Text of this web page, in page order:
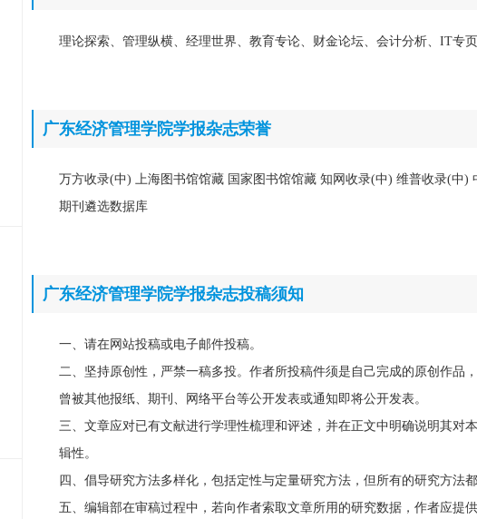
理论探索、管理纵横、经理世界、教育专论、财金论坛、会计分析、IT专
广东经济管理学院学报杂志荣誉
万方收录(中) 上海图书馆馆藏 国家图书馆馆藏 知网收录(中) 维普收录(中)
期刊遴选数据库
广东经济管理学院学报杂志投稿须知
一、请在网站投稿或电子邮件投稿。
二、坚持原创性，严禁一稿多投。作者所投稿件须是自己完成的原创作品
曾被其他报纸、期刊、网络平台等公开发表或通知即将公开发表。
三、文章应对已有文献进行学理性梳理和评述，并在正文中明确说明其对
辑性。
四、倡导研究方法多样化，包括定性与定量研究方法，但所有的研究方法
五、编辑部在审稿过程中，若向作者索取文章所用的研究数据，作者应提